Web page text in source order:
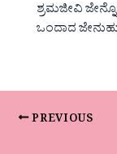
ಶ್ರಮಜೀವಿ
ಒಂದಾದ
PREVIOUS